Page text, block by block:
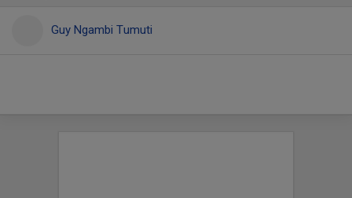
Guy Ngambi Tumuti